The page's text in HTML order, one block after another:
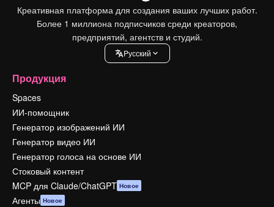
Креативная платформа для создания ваших лучших работ.
Более 1 миллиона подписчиков среди креаторов,
предприятий, агентств и студий.
Pусский
Продукция
Spaces
ИИ-помощник
Генератор изображений ИИ
Генератор видео ИИ
Генератор голоса на основе ИИ
Стоковый контент
MCP для Claude/ChatGPT Новое
Агенты Новое